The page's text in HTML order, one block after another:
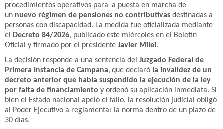
procedimientos operativos para la puesta en marcha de
un nuevo régimen de pensiones no contributivas destinadas a
personas con discapacidad. La medida fue oficializada mediante
el
Decreto 84/2026, publicado este miércoles en el Boletín
Oficial y firmado por el presidente Javier Milei.
La decisión responde a una sentencia del Juzgado Federal de
Primera Instancia de Campana, que declaró la invalidez de un
decreto anterior que había suspendido la ejecución de la ley
por falta de financiamiento y ordenó su aplicación inmediata. Si
bien el Estado nacional apeló el fallo, la resolución judicial obligó
al Poder Ejecutivo a reglamentar la norma dentro de un plazo de
30 días.